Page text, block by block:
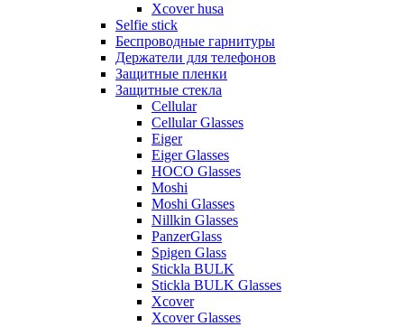
Xcover husa
Selfie stick
Беспроводные гарнитуры
Держатели для телефонов
Защитные пленки
Защитные стекла
Cellular
Cellular Glasses
Eiger
Eiger Glasses
HOCO Glasses
Moshi
Moshi Glasses
Nillkin Glasses
PanzerGlass
Spigen Glass
Stickla BULK
Stickla BULK Glasses
Xcover
Xcover Glasses